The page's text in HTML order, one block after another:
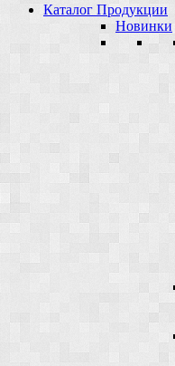
Каталог Продукции
Новинки